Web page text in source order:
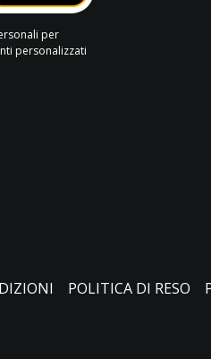
per
personalizzati
POLITICA DI RESO